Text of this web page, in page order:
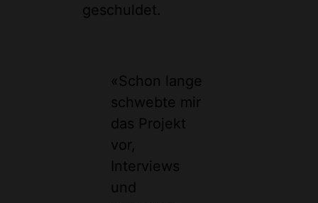
geschuldet.
«Schon lange
schwebte mir
das Projekt
vor,
Interviews
und